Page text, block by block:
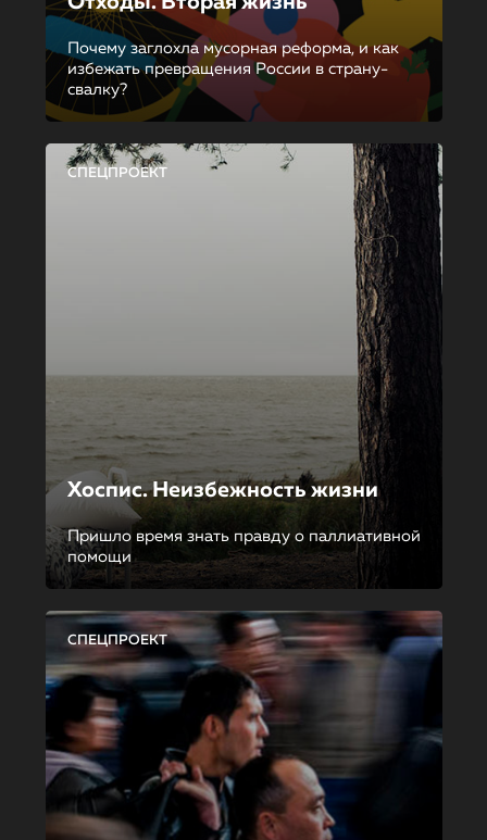
Почему заглохла мусорная реформа, и как
избежать превращения России в страну-
свалку?
СПЕЦПРОЕКТ
Хоспис. Неизбежность жизни
Пришло время знать правду о паллиативной
помощи
СПЕЦПРОЕКТ